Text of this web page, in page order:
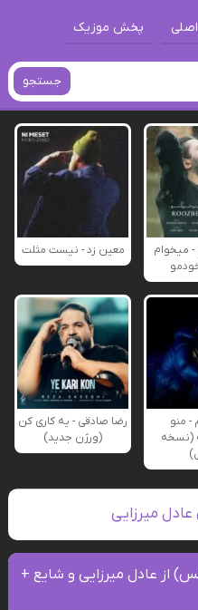
پخش موزیک
جستجو
- میخوام
معین زد - نیست مثلت
- منو
(نسخه
رضا صادقی - یه کاری کن
(ورژن جدید)
میرزایی
از عادل میرزایی و شایع +